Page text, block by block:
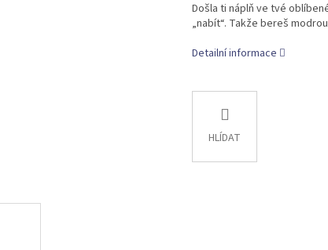
Došla ti náplň ve tvé
„nabít“. Takže bereš
Detailní informace
HLÍDAT